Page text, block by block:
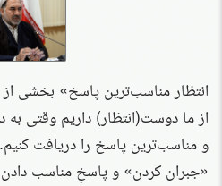
انتظار مناسب‌ترین پاسخ» بخشی
از ما دوست(انتظار) داریم وقتی به
و مناسب‌ترین پاسخ را دریافت کنیم.
«جبران کردن» و پاسخِ مناسب